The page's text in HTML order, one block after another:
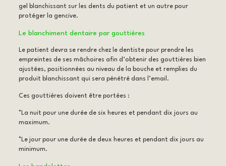
gel blanchissant sur les dents du patient et un autre pour
protéger la gencive.
Le blanchiment dentaire par gouttières
Le patient devra se rendre chez le dentiste pour prendre les
empreintes de ses mâchoires afin d’obtenir des gouttières bien
ajustées, positionnées au niveau de la bouche et remplies du
produit blanchissant qui sera pénétré dans l’email.
Ces gouttières doivent être portées :
*La nuit pour une durée de six heures et pendant dix jours au
maximum.
*Le jour pour une durée de deux heures et pendant dix jours au
minimum.